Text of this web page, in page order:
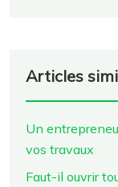
Articles
Un
vos travaux
Faut-il ouvrir